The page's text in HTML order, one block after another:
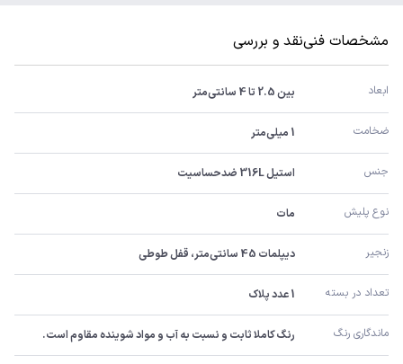
مشخصات فنینقد و بررسی
ابعاد بین 2.5 تا 4 سانتی‌متر
ضخامت 1 میلی‌متر
جنس استیل 316L ضدحساسیت
نوع پلیش مات
زنجیر دیپلمات 45 سانتی‌متر، قفل طوطی
تعداد در بسته 1 عدد پلاک
ماندگاری رنگ رنگ کاملا ثابت و نسبت به آب و مواد شوینده مقاوم است.